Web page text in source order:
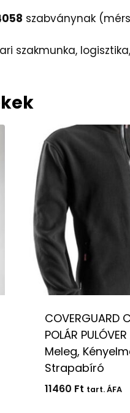
szabványnak
szakmunka,
COVERGUARD
POLÁR PULÓVER
Meleg,
Strapabíró
11460 Ft tart. ÁFA